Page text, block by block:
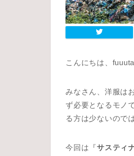
こんにちは、
みなさん、洋服は
ず必要となるモノ
る方は少ないので
今回は『サスティ